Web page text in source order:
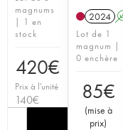
magnums
| 1 en
stock
420€
Prix à l'unité
140€
2024
Lot de 1
magnum |
0 enchère
85€
(mise à
prix)